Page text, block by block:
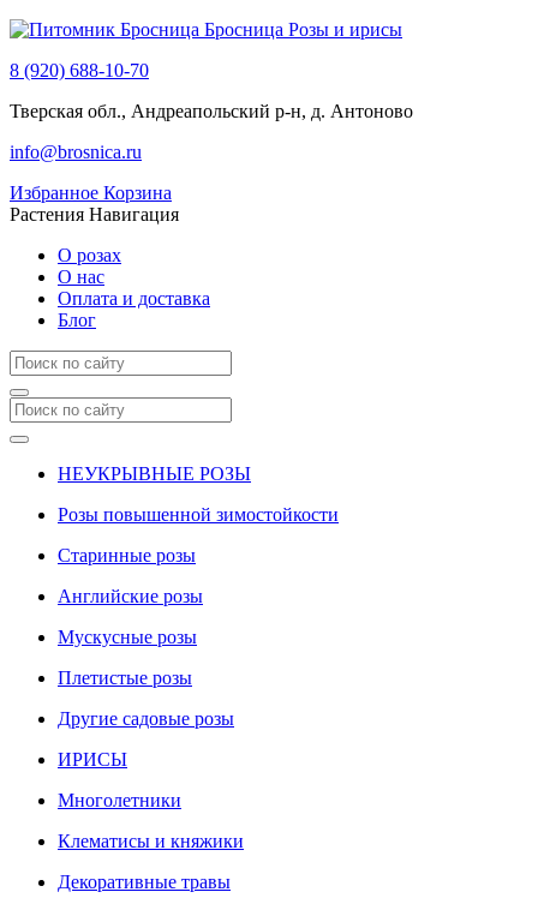
Бросница Розы и ирисы
8 (920) 688-10-70
Тверская обл., Андреапольский р-н, д. Антоново
info@brosnica.ru
Избранное Корзина
Растения Навигация
О розах
О нас
Оплата и доставка
Блог
НЕУКРЫВНЫЕ РОЗЫ
Розы повышенной зимостойкости
Старинные розы
Английские розы
Мускусные розы
Плетистые розы
Другие садовые розы
ИРИСЫ
Многолетники
Клематисы и княжики
Декоративные травы